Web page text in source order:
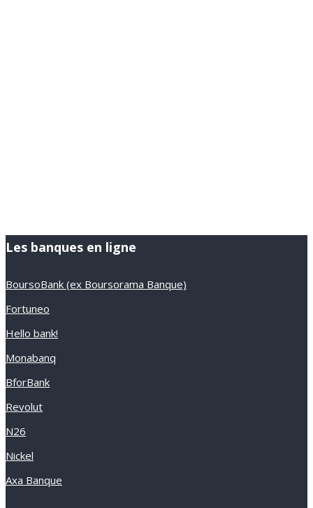
Les banques en ligne
BoursoBank (ex Boursorama Banque)
Fortuneo
Hello bank!
Monabanq
BforBank
Revolut
N26
Nickel
Axa Banque